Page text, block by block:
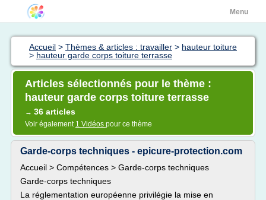
Menu
Accueil > Thèmes & articles : travailler > hauteur toiture
> hauteur garde corps toiture terrasse
Articles sélectionnés pour le thème :
hauteur garde corps toiture terrasse
→ 36 articles
Voir également 1 Vidéos pour ce thème
Garde-corps techniques - epicure-protection.com
Accueil > Compétences > Garde-corps techniques
Garde-corps techniques
La réglementation européenne privilégie la mise en